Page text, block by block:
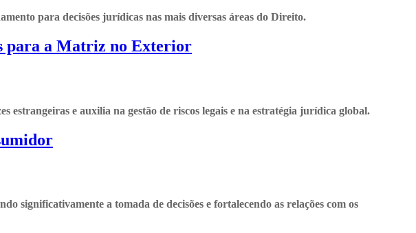
para decisões jurídicas nas mais diversas áreas do Direito.
para a Matriz no Exterior
estrangeiras e auxilia na gestão de riscos legais e na estratégia jurídica global.
significativamente a tomada de decisões e fortalecendo as relações com os